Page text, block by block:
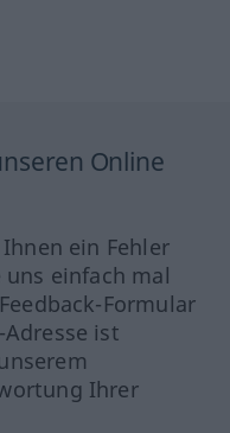
Online
ein Fehler
einfach mal
Formular
ist
Ihrer